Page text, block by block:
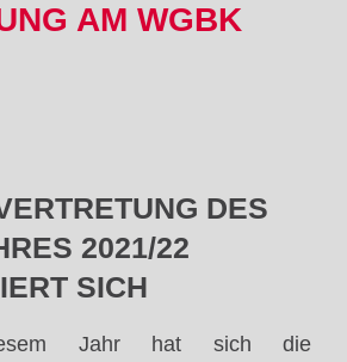
AM WGBK
DES
2021/22
SICH
Jahr hat sich die